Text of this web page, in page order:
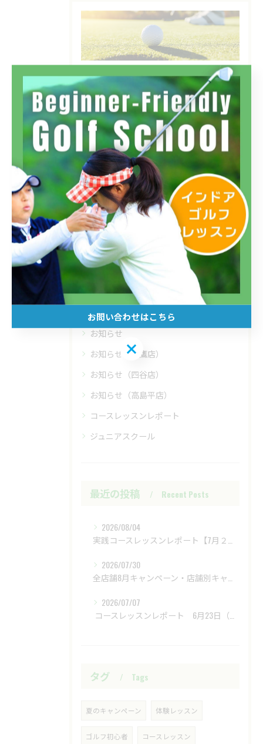
カテゴリー Categories
全てのカテゴリー
フィットイン三鷹店
フィットイン高島平店
フィットイン四谷店
初心者
インドア
ラウンド
体験
コースレッスン
お知らせ
お知らせ（三鷹店）
お知らせ（四谷店）
お知らせ（高島平店）
コースレッスンレポート
ジュニアスクール
最近の投稿 Recent Posts
2026/08/04
2026/07/30
2026/07/07
タグ Tags
夏のキャンペーン 体験レッスン
ゴルフ初心者 コースレッスン
お問い合わせはこちら
お問い合わせはこちら